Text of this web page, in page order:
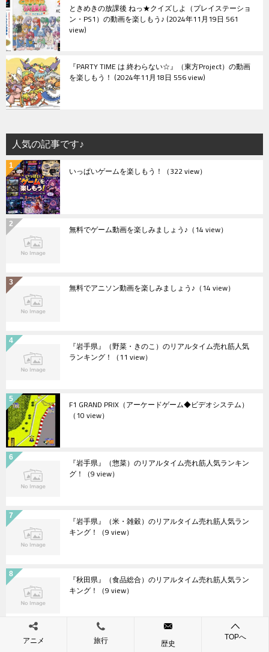
ときめきの放課後 ねっ★クイズしよ（プレイステーショ
ン・PS1）の動画を楽しもう♪ 2024年11月19日 561
view
『PARTY TIME は 終わらない☆』（東方Project）の動画
を楽しもう！ 2024年11月18日 556 view
人気の記事です♪
いっぱいゲームを楽しもう！ （322 view）
無料でゲーム動画を楽しみましょう♪ （14 view）
無料でアニソン動画を楽しみましょう♪ （14 view）
『岩手県』（野菜・きのこ）のリアルタイム売れ筋人気
ランキング！ （11 view）
F1 GRAND PRIX（アーケードゲーム◆ビデオシステム）
（10 view）
『岩手県』（惣菜）のリアルタイム売れ筋人気ランキン
グ！ （9 view）
『岩手県』（米・雑穀）のリアルタイム売れ筋人気ラン
キング！ （9 view）
『秋田県』（食品総合）のリアルタイム売れ筋人気ラン
キング！ （9 view）
『ドラゴンボール』【挿入歌】（燃えるハートで ～レッ
ドリボン軍をやっつけろ～）の動画を楽しもう！
アニメ 旅行 歴史
TOPへ